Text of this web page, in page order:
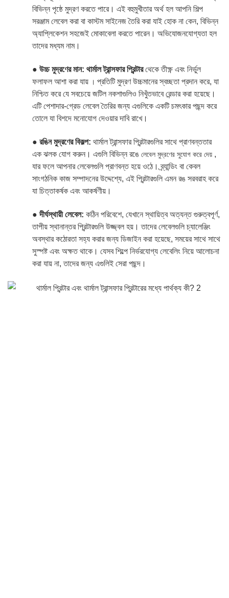
বিভিন্ন পৃষ্ঠে মুদ্রণ করতে পারে। এই বহুমুখীতার অর্থ হল আপনি শিল্প
সরঞ্জাম লেবেল করা বা কাস্টম সাইনেজ তৈরি করা যাই হোক না কেন, বিভিন্ন
অ্যাপ্লিকেশন সহজেই মোকাবেলা করতে পারেন। অভিযোজনযোগ্যতা হল
তাদের মধ্যম নাম।
● উচ্চ মুদ্রণের মান: থার্মাল ট্রান্সফার প্রিন্টার থেকে তীক্ষ্ণ এবং নির্ভুল
ফলাফল আশা করা যায় । প্রতিটি মুদ্রণ উচ্চমানের স্বচ্ছতা প্রদান করে, যা
নিশ্চিত করে যে সবচেয়ে জটিল নকশাগুলিও নিখুঁতভাবে রেন্ডার করা হয়েছে।
এটি পেশাদার-গ্রেড লেবেল তৈরির জন্য এগুলিকে একটি চমৎকার পছন্দ করে
তোলে যা বিশদে মনোযোগ দেওয়ার দাবি রাখে।
● রঙিন মুদ্রণের বিকল্প: থার্মাল ট্রান্সফার প্রিন্টারগুলির সাথে প্রাণবন্ততার
এক ঝলক যোগ করুন। এগুলি বিভিন্ন রঙে লেবেল মুদ্রণের সুযোগ করে দেয় ,
যার ফলে আপনার লেবেলগুলি প্রাণবন্ত হয়ে ওঠে। ব্র্যান্ডিং বা কেবল
সাংগঠনিক কাজ সম্পাদনের উদ্দেশ্যে, এই প্রিন্টারগুলি এমন রঙ সরবরাহ করে
যা চিত্তাকর্ষক এবং আকর্ষণীয়।
● দীর্ঘস্থায়ী লেবেল: কঠিন পরিবেশে, যেখানে স্থায়িত্ব অত্যন্ত গুরুত্বপূর্ণ,
তাপীয় স্থানান্তর প্রিন্টারগুলি উজ্জ্বল হয়। তাদের লেবেলগুলি চ্যালেঞ্জিং
অবস্থার কঠোরতা সহ্য করার জন্য ডিজাইন করা হয়েছে, সময়ের সাথে সাথে
সুস্পষ্ট এবং অক্ষত থাকে। যেসব শিল্পে নির্ভরযোগ্য লেবেলিং নিয়ে আলোচনা
করা যায় না, তাদের জন্য এগুলিই সেরা পছন্দ।